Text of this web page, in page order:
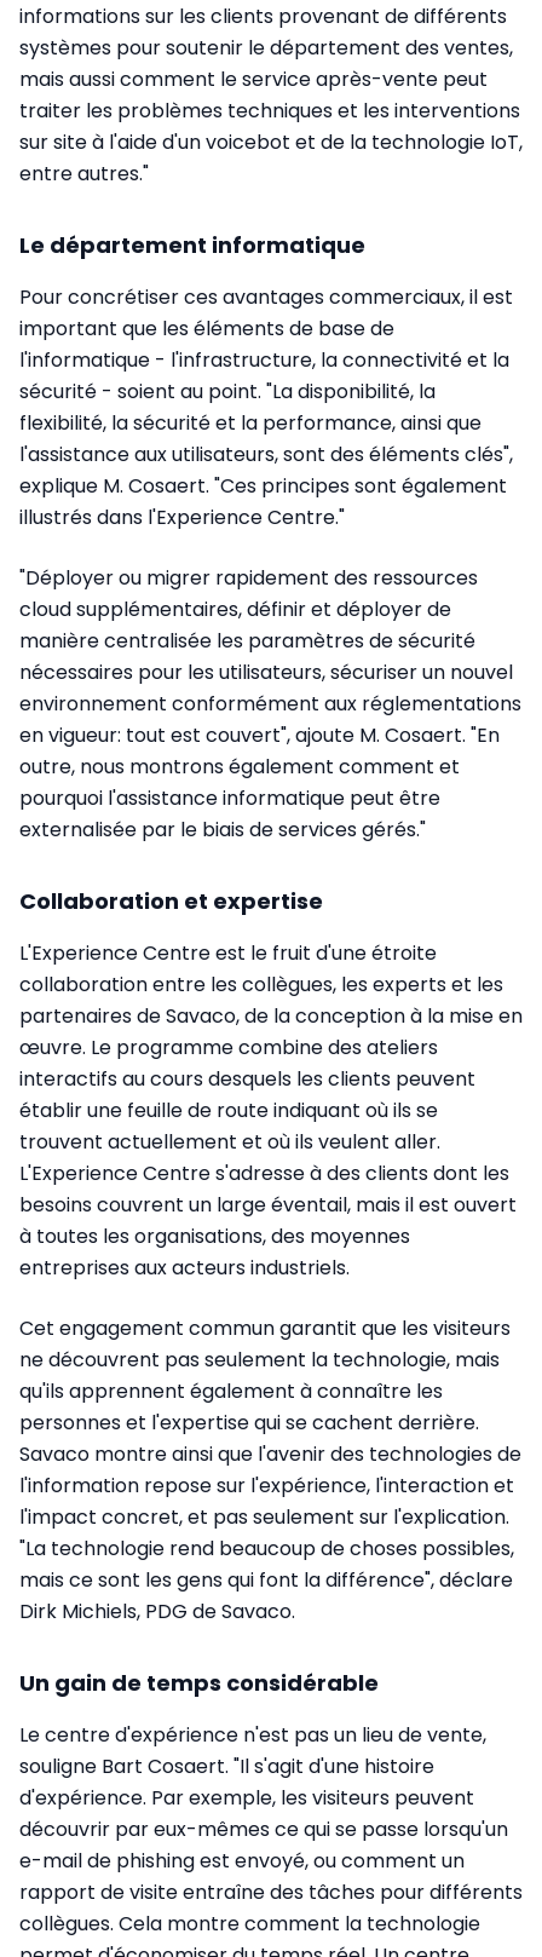
informations sur les clients provenant de différents
systèmes pour soutenir le département des ventes,
mais aussi comment le service après-vente peut
traiter les problèmes techniques et les interventions
sur site à l'aide d'un voicebot et de la technologie IoT,
entre autres."
Le département informatique
Pour concrétiser ces avantages commerciaux, il est
important que les éléments de base de
l'informatique - l'infrastructure, la connectivité et la
sécurité - soient au point. "La disponibilité, la
flexibilité, la sécurité et la performance, ainsi que
l'assistance aux utilisateurs, sont des éléments clés",
explique M. Cosaert. "Ces principes sont également
illustrés dans l'Experience Centre."
"Déployer ou migrer rapidement des ressources
cloud supplémentaires, définir et déployer de
manière centralisée les paramètres de sécurité
nécessaires pour les utilisateurs, sécuriser un nouvel
environnement conformément aux réglementations
en vigueur: tout est couvert", ajoute M. Cosaert. "En
outre, nous montrons également comment et
pourquoi l'assistance informatique peut être
externalisée par le biais de services gérés."
Collaboration et expertise
L'Experience Centre est le fruit d'une étroite
collaboration entre les collègues, les experts et les
partenaires de Savaco, de la conception à la mise en
œuvre. Le programme combine des ateliers
interactifs au cours desquels les clients peuvent
établir une feuille de route indiquant où ils se
trouvent actuellement et où ils veulent aller.
L'Experience Centre s'adresse à des clients dont les
besoins couvrent un large éventail, mais il est ouvert
à toutes les organisations, des moyennes
entreprises aux acteurs industriels.
Cet engagement commun garantit que les visiteurs
ne découvrent pas seulement la technologie, mais
qu'ils apprennent également à connaître les
personnes et l'expertise qui se cachent derrière.
Savaco montre ainsi que l'avenir des technologies de
l'information repose sur l'expérience, l'interaction et
l'impact concret, et pas seulement sur l'explication.
"La technologie rend beaucoup de choses possibles,
mais ce sont les gens qui font la différence", déclare
Dirk Michiels, PDG de Savaco.
Un gain de temps considérable
Le centre d'expérience n'est pas un lieu de vente,
souligne Bart Cosaert. "Il s'agit d'une histoire
d'expérience. Par exemple, les visiteurs peuvent
découvrir par eux-mêmes ce qui se passe lorsqu'un
e-mail de phishing est envoyé, ou comment un
rapport de visite entraîne des tâches pour différents
collègues. Cela montre comment la technologie